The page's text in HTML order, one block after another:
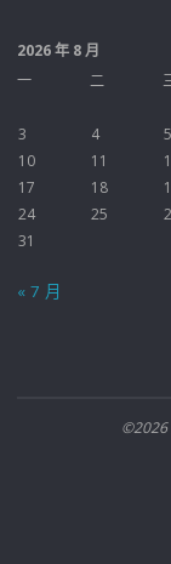
2026 年 8 月
一
二
3
4 5
10
11
17
18
24
25
31
« 7 月
©2026